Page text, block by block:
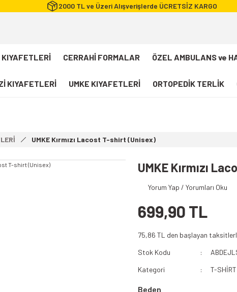
2000 TL ve Üzeri Alışverişlerde ÜCRETSİZ KARGO
KIYAFETLERİ CERRAHİ FORMALAR ÖZEL AMBULANS ve
KIYAFETLERİ UMKE KIYAFETLERİ ORTOPEDİK TERLİK
Paramedik T-shirt
112 Paramedik Yelek
112 Acil Sağlık Polar
Paramedik Swit
UMKE Kırmızı Lacost T-shirt (Unisex)
UMKE Kırmızı
Yorum Yap / Yorumları Oku
699,90 TL
75,86 TL den başlayan
Stok Kodu
Kategori
T-
Beden